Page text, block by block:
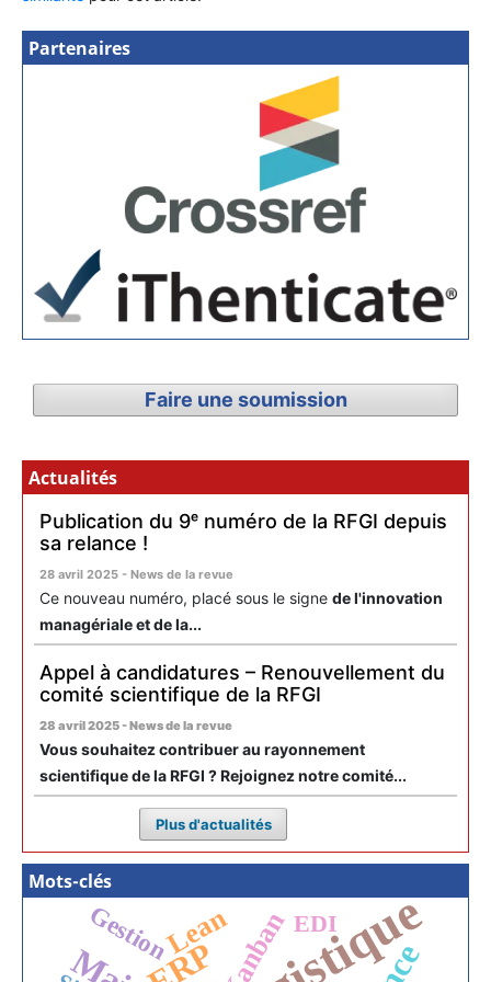
Partenaires
Faire une soumission
Actualités
Publication du 9ᵉ numéro de la RFGI depuis
sa relance !
28 avril 2025 - News de la revue
Ce nouveau numéro, placé sous le signe de l'innovation
managériale et de la...
Appel à candidatures – Renouvellement du
comité scientifique de la RFGI
28 avril 2025 - News de la revue
Vous souhaitez contribuer au rayonnement
scientifique de la RFGI ? Rejoignez notre comité...
Plus d'actualités
Mots-clés
Kanban
Lean
Gestion EDI